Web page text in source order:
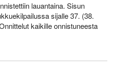
lauantaina. Sisun
sijalle 37. (38.
kaikille onnistuneesta